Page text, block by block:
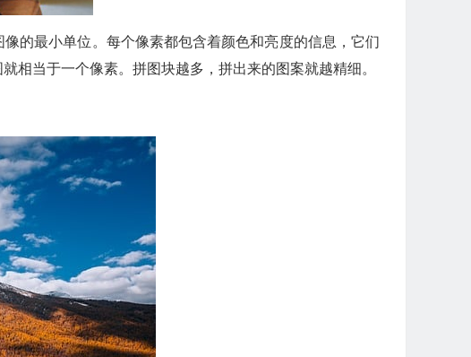
的最小单位。每个像素都包含着颜色和亮度的信息，它们
相当于一个像素。拼图块越多，拼出来的图案就越精细。